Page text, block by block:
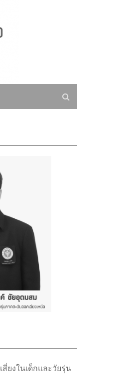
ยงในเด็กและวัยรุ่น